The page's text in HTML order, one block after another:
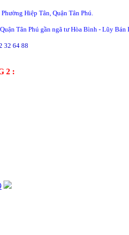
Hiệp Tân, Quận Tân Phú.
Tân Phú gần ngã tư Hòa Bình - Lũy Bán
32 64 88
2 :